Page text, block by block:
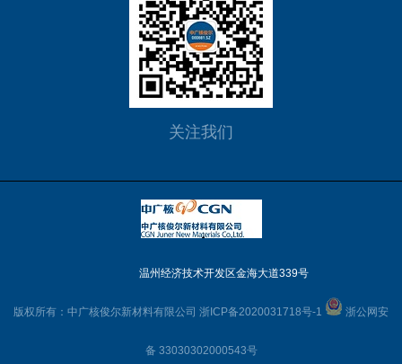
关注我们
温州经济技术开发区金海大道339号
版权所有：中广核俊尔新材料有限公司 浙ICP备2020031718号-1 浙公网安
备 33030302000543号